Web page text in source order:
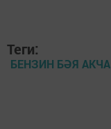
Теги:
БЕНЗИН БӘЯ